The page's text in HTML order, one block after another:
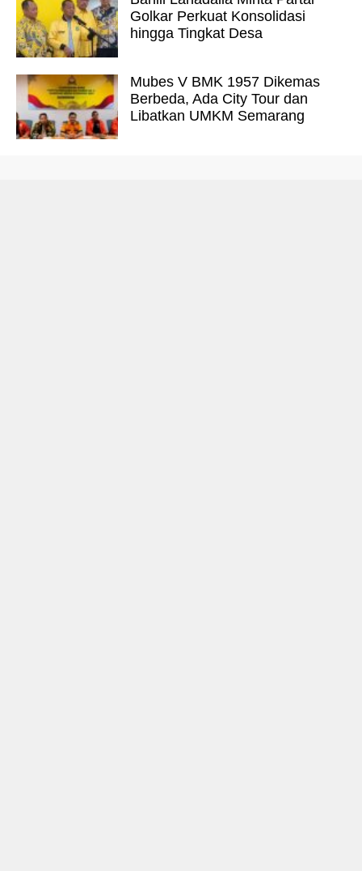
Golkar Perkuat Konsolidasi
hingga Tingkat Desa
Mubes V BMK 1957 Dikemas
Berbeda, Ada City Tour dan
Libatkan UMKM Semarang